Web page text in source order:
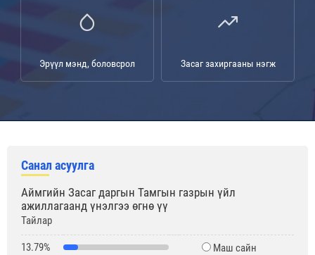
Эрүүл мэнд, боловсрол Засаг захиргааны нэгж
Санал асуулга
Аймгийн Засаг даргын Тамгын газрын үйл
ажиллагаанд үнэлгээ өгнө үү
Тайлар
13.79%
Маш сайн